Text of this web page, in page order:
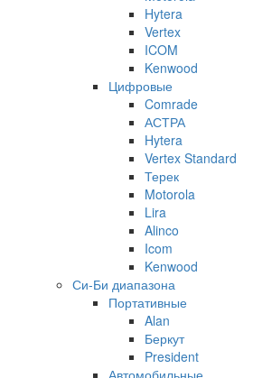
Hytera
Vertex
ICOM
Kenwood
Цифровые
Comrade
АСТРА
Hytera
Vertex Standard
Терек
Motorola
Lira
Alinco
Icom
Kenwood
Си-Би диапазона
Портативные
Alan
Беркут
President
Автомобильные